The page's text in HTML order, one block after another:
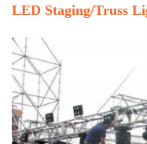
LED Staging/Truss